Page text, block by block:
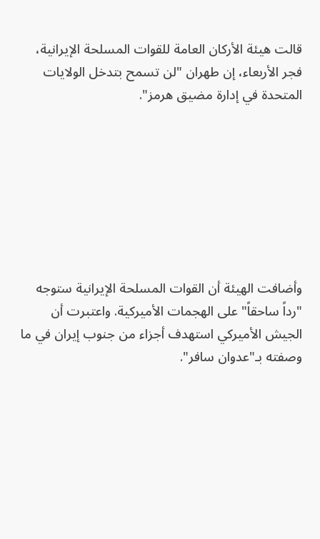
قالت هيئة الأركان العامة للقوات المسلحة الإيرانية،
فجر الأربعاء، إن طهران "لن تسمح بتدخل الولايات
المتحدة في إدارة مضيق هرمز".
وأضافت الهيئة أن القوات المسلحة الإيرانية ستوجه
"رداً ساحقاً" على الهجمات الأميركية. واعتبرت أن
الجيش الأميركي استهدف أجزاء من جنوب إيران في ما
وصفته بـ"عدوان سافر".